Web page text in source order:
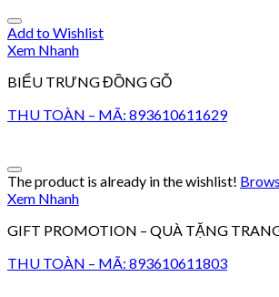
Add to Wishlist
Xem Nhanh
BIỂU TRƯNG ĐỒNG GỖ
THU TOÀN – MÃ: 893610611629
The product is already in the wishlist!
Xem Nhanh
GIFT PROMOTION – QUÀ TẶNG
THU TOÀN – MÃ: 893610611803